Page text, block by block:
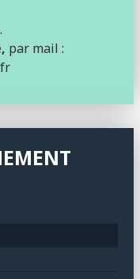
par mail :